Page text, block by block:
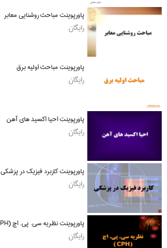
پاورپوینت مباحث روشنایی معابر
رایگان
پاورپوینت مباحث اولیه برق
رایگان
پاورپوینت احیا اکسید های آهن
رایگان
پاورپوینت کاربرد فیزیک در پزشکی
رایگان
پاورپوینت نظریه سی. پی. اچ (CPH)
رایگان